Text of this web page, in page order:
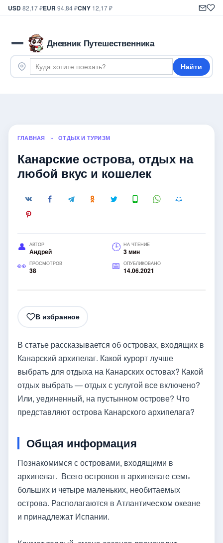
USD82,17 ₽EUR 94,84 ₽CNY 12,17 ₽
Дневник Путешественника
Найти
ГЛАВНАЯ » ОТДЫХ И ТУРИЗМ
Канарские острова, отдых на
любой вкус и кошелек
АВТОР
Андрей
НА ЧТЕНИЕ
3 мин
ПРОСМОТРОВ
38
ОПУБЛИКОВАНО
14.06.2021
В избранное
В статье рассказывается об островах, входящих в
Канарский архипелаг. Какой курорт лучше
выбрать для отдыха на Канарских остовах? Какой
отдых выбрать — отдых с услугой все включено?
Или, уединенный, на пустынном острове? Что
представляют острова Канарского архипелага?
Общая информация
Познакомимся с островами, входящими в
архипелаг. Всего островов в архипелаге семь
больших и четыре маленьких, необитаемых
острова. Располагаются в Атлантическом океане
и принадлежат Испании.